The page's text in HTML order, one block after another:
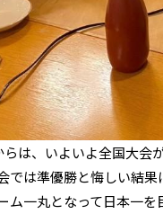
らは、いよいよ全国大会
では準優勝と悔しい結
ム一丸となって日本一